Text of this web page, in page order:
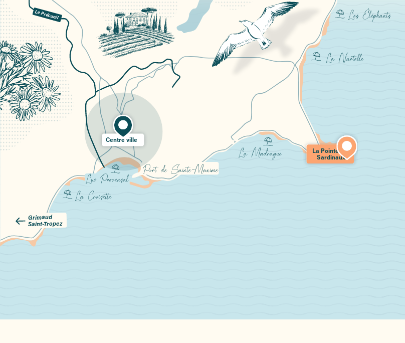
La Croisette
Luc Provensal
Port de Sainte-Maxime
La Madrague
La Nartelle
Les Éléphants
Grimaud
Saint-Tropez
Le Préconil
La Pointe des
Sardinaux
Centre ville